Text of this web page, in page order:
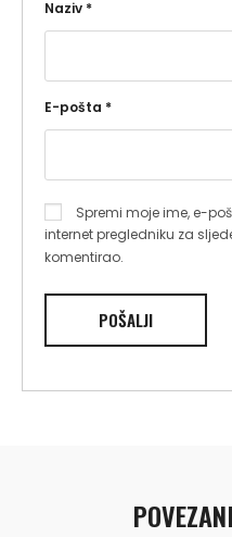
Naziv *
E-pošta *
Spremi moje ime, e-
internet pregledniku za
komentirao.